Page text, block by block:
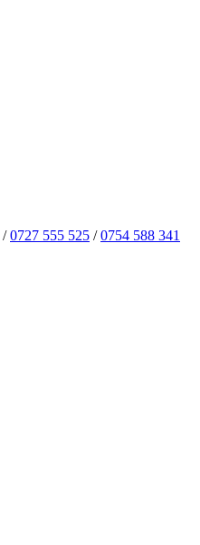
/0727 555 525 /0754 588 341